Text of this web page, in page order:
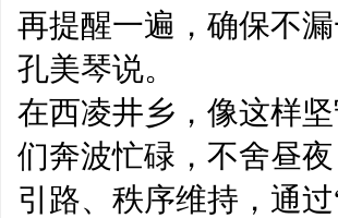
再提醒一遍，确保不
孔美琴说。
在西凌井乡，像这样
们奔波忙碌，不舍昼
引路、秩序维持，通